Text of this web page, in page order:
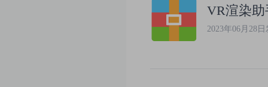
VR渲染助
2023年06月28日